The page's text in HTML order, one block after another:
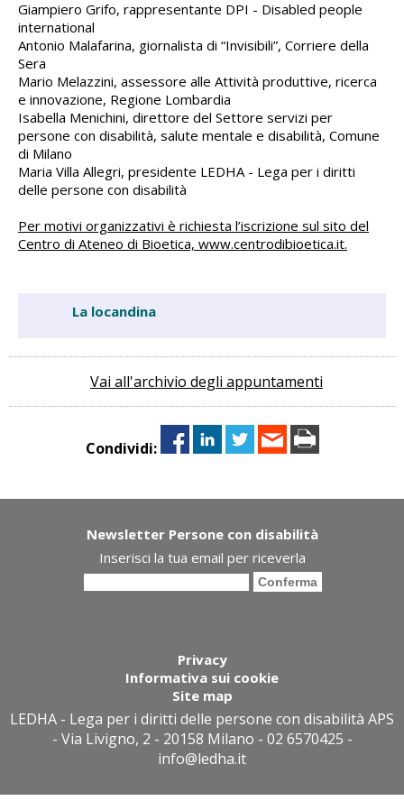
Giampiero Grifo, rappresentante DPI - Disabled people
international
Antonio Malafarina, giornalista di “Invisibili”, Corriere della
Sera
Mario Melazzini, assessore alle Attività produttive, ricerca
e innovazione, Regione Lombardia
Isabella Menichini, direttore del Settore servizi per
persone con disabilità, salute mentale e disabilità, Comune
di Milano
Maria Villa Allegri, presidente LEDHA - Lega per i diritti
delle persone con disabilità
Per motivi organizzativi è richiesta l’iscrizione sul sito del
Centro di Ateneo di Bioetica, www.centrodibioetica.it.
La locandina
Vai all'archivio degli appuntamenti
Condividi:
Newsletter Persone con disabilità
Inserisci la tua email per riceverla
Privacy
Informativa sui cookie
Site map
LEDHA - Lega per i diritti delle persone con disabilità APS
- Via Livigno, 2 - 20158 Milano - 02 6570425 -
info@ledha.it